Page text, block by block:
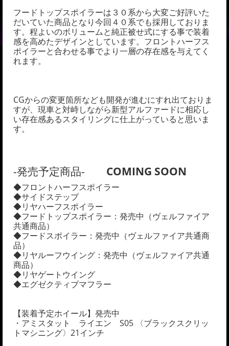
フードトップスポイラーは３０系から大変ご好評いた
だいていた商品となり今回４０系でも採用しておりま
す。程よいのボリュームと純正被せ式にする事で装着
感を高めたデザインとしています。フロントハーフス
ポイラーと合わせる事でより一層の存在感を与えてく
れます。
CGからの変更箇所なども開発が進むにすれ出ておりま
すが、現車と対峙しながら新型アルファードに相応し
い存在感あるスタイリングに仕上がっていると思いま
す。
-発売予定商品- COMING SOON
◆フロントハーフスポイラー
◆サイドステップ
◆リヤハーフスポイラー
◆フードトップスポイラー：発売中（ヴェルファイア
共通商品）
◆フードスポイラー：発売中（ヴェルファイア共通商
品）
◆リヤルーフウイング：発売中（ヴェルファイア共通
商品）
◆リヤゲートウイング
◆エグゼクティブマフラー
【装着予定ホイール】発売中
・アミスタット ライエン S05 〈ブラックスクリッ
トマシニング〉21インチ